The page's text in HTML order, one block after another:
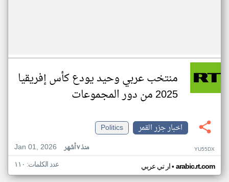
منتخب عربي وحيد يودع كأس إفريقيا
2025 من دور المجموعات
اخبار جزر القمر
Politics
Jan 01, 2026
منذ ٧ أشهر YU55DX
ار تي عربي• arabic.rt.com عدد الكلمات: ١١٠